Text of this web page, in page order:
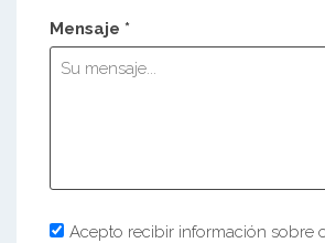
Mensaje *
Acepto recibir información sobre